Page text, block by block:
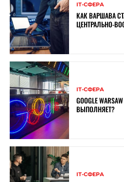
ІТ-СФЕРА
КАК ВАРШАВА
ЦЕНТРАЛЬНО-
ІТ-СФЕРА
GOOGLE
ВЫПОЛНЯЕТ?
ІТ-СФЕРА